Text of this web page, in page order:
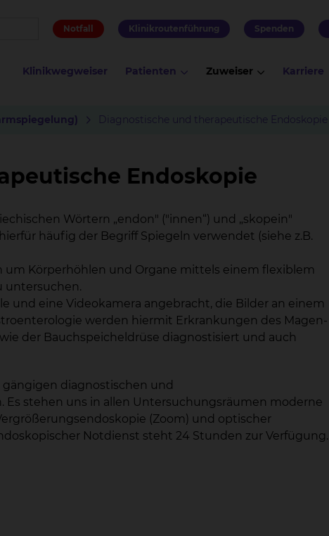
Notfall Klinikroutenführung Spenden
Klinikwegweiser Patienten Zuweiser Karriere
Diagnostische und therapeutische Endoskopie
Endoskopie
Wörtern „endon" ("innen“) und „skopein"
häufig der Begriff Spiegeln verwendet (siehe z.B.
um Körperhöhlen und Organe mittels einem flexiblem
untersuchen.
und eine Videokamera angebracht, die Bilder an einem
werden hiermit Erkrankungen des Magen-
der Bauchspeicheldrüse diagnostisiert und auch
diagnostischen und
stehen uns in allen Untersuchungsräumen moderne
(Zoom) und optischer
Notdienst steht 24 Stunden zur Verfügung.